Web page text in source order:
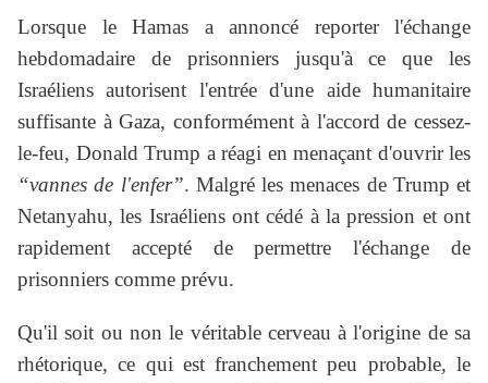
Lorsque le Hamas a annoncé reporter l'échange
hebdomadaire de prisonniers jusqu'à ce que les
Israéliens autorisent l'entrée d'une aide humanitaire
suffisante à Gaza, conformément à l'accord de cessez-
le-feu, Donald Trump a réagi en menaçant d'ouvrir les
“vannes de l'enfer”. Malgré les menaces de Trump et
Netanyahu, les Israéliens ont cédé à la pression et ont
rapidement accepté de permettre l'échange de
prisonniers comme prévu.
Qu'il soit ou non le véritable cerveau à l'origine de sa
rhétorique, ce qui est franchement peu probable, le